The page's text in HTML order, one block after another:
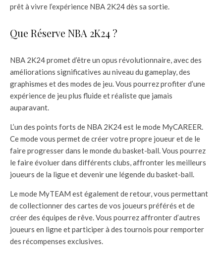
prêt à vivre l’expérience NBA 2K24 dès sa sortie.
Que Réserve NBA 2K24 ?
NBA 2K24 promet d’être un opus révolutionnaire, avec des
améliorations significatives au niveau du gameplay, des
graphismes et des modes de jeu. Vous pourrez profiter d’une
expérience de jeu plus fluide et réaliste que jamais
auparavant.
L’un des points forts de NBA 2K24 est le mode MyCAREER.
Ce mode vous permet de créer votre propre joueur et de le
faire progresser dans le monde du basket-ball. Vous pourrez
le faire évoluer dans différents clubs, affronter les meilleurs
joueurs de la ligue et devenir une légende du basket-ball.
Le mode MyTEAM est également de retour, vous permettant
de collectionner des cartes de vos joueurs préférés et de
créer des équipes de rêve. Vous pourrez affronter d’autres
joueurs en ligne et participer à des tournois pour remporter
des récompenses exclusives.